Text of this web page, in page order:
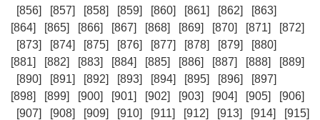
[856]
[857] [858] [859] [860] [861] [862]
[863]
[864]
[865] [866] [867] [868] [869] [870] [871]
[872]
[873]
[874] [875] [876] [877] [878] [879]
[880]
[881]
[882] [883] [884] [885] [886] [887] [888]
[889]
[890]
[891] [892] [893] [894] [895] [896]
[897]
[898]
[899] [900] [901] [902] [903] [904] [905]
[906]
[907]
[908] [909] [910] [911] [912] [913] [914] [915]